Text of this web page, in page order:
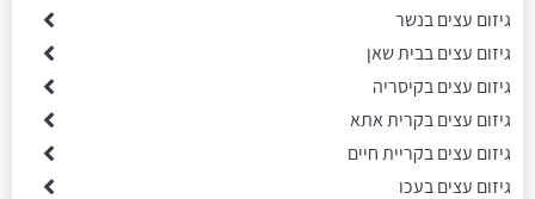
גיזום עצים בנשר
גיזום עצים בבית שאן
גיזום עצים בקיסריה
גיזום עצים בקרית אתא
גיזום עצים בקריית חיים
גיזום עצים בעכו